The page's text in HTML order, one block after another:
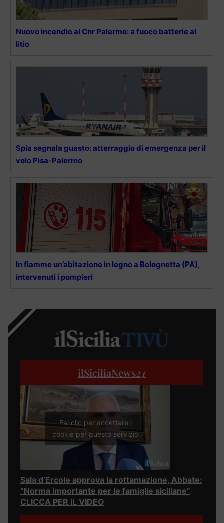
Nuovo incendio al Cnr Palermo: a fuoco batterie al
litio
Spia segnala guasto: atterraggio di emergenza per il
volo Pisa-Palermo
In fiamme un’abitazione in legno a Bolognetta (PA),
intervenuti i pompieri
ilSiciliaNews24
Fai clic per accettare i
cookie per questo servizio
Sala d’Ercole approva la rottamazione, Abbate:
“Norma importante per le famiglie siciliane”
CLICCA PER IL VIDEO